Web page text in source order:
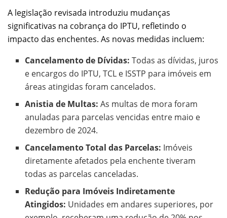
A legislação revisada introduziu mudanças
significativas na cobrança do IPTU, refletindo o
impacto das enchentes. As novas medidas incluem:
Cancelamento de Dívidas: Todas as dívidas, juros
e encargos do IPTU, TCL e ISSTP para imóveis em
áreas atingidas foram cancelados.
Anistia de Multas: As multas de mora foram
anuladas para parcelas vencidas entre maio e
dezembro de 2024.
Cancelamento Total das Parcelas: Imóveis
diretamente afetados pela enchente tiveram
todas as parcelas canceladas.
Redução para Imóveis Indiretamente
Atingidos: Unidades em andares superiores, por